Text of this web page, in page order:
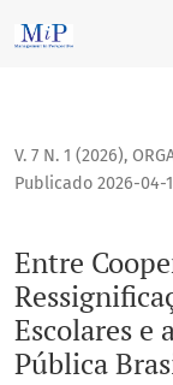
Entre
V. 7 N. 1 (2026),
Entre
Escolares e
Pública
Publicado 2026-04-